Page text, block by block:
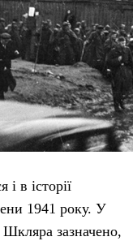
і в історії
1941 року. У
зазначено,